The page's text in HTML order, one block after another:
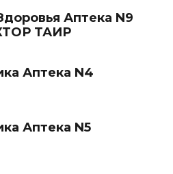
Аптека N9
ТАИР
Аптека N4
Аптека N5